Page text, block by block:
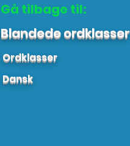
Gå tilbage til:
Blandede ordklasser
Ordklasser
Dansk